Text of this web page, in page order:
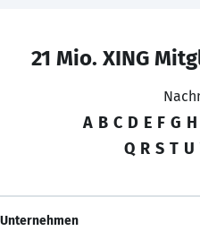
21 Mio. XING
A B C D E F G H
Q R S T U
Unternehmen